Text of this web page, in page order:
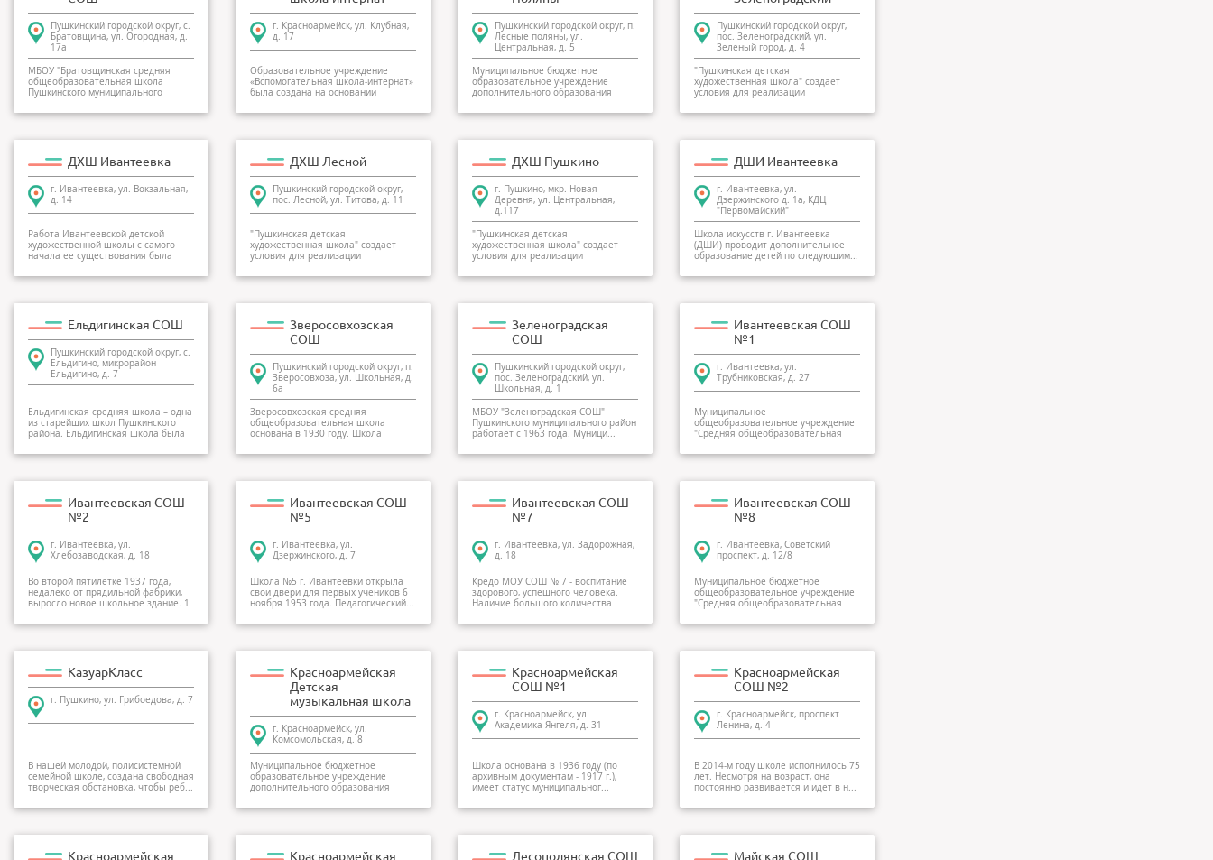
Пушкинский городской округ, с.
Братовщина, ул. Огородная, д.
17а
МБОУ "Братовщинская средняя
общеобразовательная школа
Пушкинского муниципального
г. Красноармейск, ул. Клубная,
д. 17
Образовательное учреждение
«Вспомогательная школа-интернат»
была создана на основании
Пушкинский городской округ, п.
Лесные поляны, ул.
Центральная, д. 5
Муниципальное бюджетное
образовательное учреждение
дополнительного образования
Пушкинский городской округ,
пос. Зеленоградский, ул.
Зеленый город, д. 4
"Пушкинская детская
художественная школа" создает
условия для реализации
ДХШ Ивантеевка
г. Ивантеевка, ул. Вокзальная,
д. 14
Работа Ивантеевской детской
художественной школы с самого
начала ее существования была
ДХШ Лесной
Пушкинский городской округ,
пос. Лесной, ул. Титова, д. 11
"Пушкинская детская
художественная школа" создает
условия для реализации
ДХШ Пушкино
г. Пушкино, мкр. Новая
Деревня, ул. Центральная,
д.117
"Пушкинская детская
художественная школа" создает
условия для реализации
ДШИ Ивантеевка
г. Ивантеевка, ул.
Дзержинского д. 1а, КДЦ
"Первомайский"
Школа искусств г. Ивантеевка
(ДШИ) проводит дополнительное
образование детей по следующим...
Ельдигинская СОШ
Пушкинский городской округ, с.
Ельдигино, микрорайон
Ельдигино, д. 7
Ельдигинская средняя школа – одна
из старейших школ Пушкинского
района. Ельдигинская школа была
Зверосовхозская
СОШ
Пушкинский городской округ, п.
Зверосовхоза, ул. Школьная, д.
6а
Зверосовхозская средняя
общеобразовательная школа
основана в 1930 году. Школа
Зеленоградская
СОШ
Пушкинский городской округ,
пос. Зеленоградский, ул.
Школьная, д. 1
МБОУ "Зеленоградская CОШ"
Пушкинского муниципального район
работает с 1963 года. Муници...
Ивантеевская СОШ
№1
г. Ивантеевка, ул.
Трубниковская, д. 27
Муниципальное
общеобразовательное учреждение
"Средняя общеобразовательная
Ивантеевская СОШ
№2
г. Ивантеевка, ул.
Хлебозаводская, д. 18
Во второй пятилетке 1937 года,
недалеко от прядильной фабрики,
выросло новое школьное здание. 1
Ивантеевская СОШ
№5
г. Ивантеевка, ул.
Дзержинского, д. 7
Школа №5 г. Ивантеевки открыла
свои двери для первых учеников 6
ноября 1953 года. Педагогический...
Ивантеевская СОШ
№7
г. Ивантеевка, ул. Задорожная,
д. 18
Кредо МОУ СОШ № 7 - воспитание
здорового, успешного человека.
Наличие большого количества
Ивантеевская СОШ
№8
г. Ивантеевка, Советский
проспект, д. 12/8
Муниципальное бюджетное
общеобразовательное учреждение
"Средняя общеобразовательная
КазуарКласс
г. Пушкино, ул. Грибоедова, д. 7
В нашей молодой, полисистемной
семейной школе, создана свободная
творческая обстановка, чтобы реб...
Красноармейская
Детская
музыкальная школа
г. Красноармейск, ул.
Комсомольская, д. 8
Муниципальное бюджетное
образовательное учреждение
дополнительного образования
Красноармейская
СОШ №1
г. Красноармейск, ул.
Академика Янгеля, д. 31
Школа основана в 1936 году (по
архивным документам - 1917 г.),
имеет статус муниципальног...
Красноармейская
СОШ №2
г. Красноармейск, проспект
Ленина, д. 4
В 2014-м году школе исполнилось 75
лет. Несмотря на возраст, она
постоянно развивается и идет в н...
Красноармейская
Красноармейская
Лесополянская СОШ Майская СОШ